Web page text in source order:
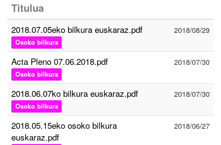
Titulua
2018.07.05eko bilkura euskaraz.pdf
Osoko bilkura
2018/08/29
Acta Pleno 07.06.2018.pdf
Osoko bilkura
2018/07/30
2018.06.07ko bilkura euskaraz.pdf
Osoko bilkura
2018/07/30
2018.05.15eko osoko bilkura
euskaraz.pdf
2018/06/27